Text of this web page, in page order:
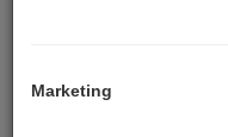
GAS-, ÖL- UND
Marketing